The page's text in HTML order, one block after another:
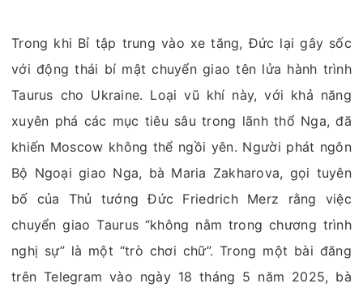
Trong khi Bỉ tập trung vào xe tăng, Đức lại gây sốc
với động thái bí mật chuyển giao tên lửa hành trình
Taurus cho Ukraine. Loại vũ khí này, với khả năng
xuyên phá các mục tiêu sâu trong lãnh thổ Nga, đã
khiến Moscow không thể ngồi yên. Người phát ngôn
Bộ Ngoại giao Nga, bà Maria Zakharova, gọi tuyên
bố của Thủ tướng Đức Friedrich Merz rằng việc
chuyển giao Taurus “không nằm trong chương trình
nghị sự” là một “trò chơi chữ”. Trong một bài đăng
trên Telegram vào ngày 18 tháng 5 năm 2025, bà